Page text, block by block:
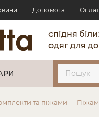
Допомога
спідня
одяг для
та піжами